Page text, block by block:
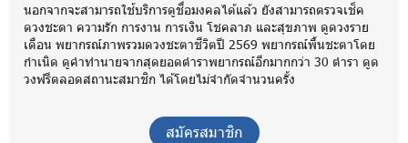
นอกจากจะสามารถใช้บริการดูชื่อมงคลได้แล้ว ยังสามารถตรวจเช็ค
ดวงชะตา ความรัก การงาน การเงิน โชคลาภ และสุขภาพ ดูดวงราย
เดือน พยากรณ์ภาพรวมดวงชะตาชีวิตปี 2569 พยากรณ์พื้นชะตาโดย
กำเนิด ดูคำทำนายจากสุดยอดตำราพยากรณ์อีกมากกว่า 30 ตำรา ดูด
วงฟรีตลอดสถานะสมาชิก ได้โดยไม่จำกัดจำนวนครั้ง
สมัครสมาชิก